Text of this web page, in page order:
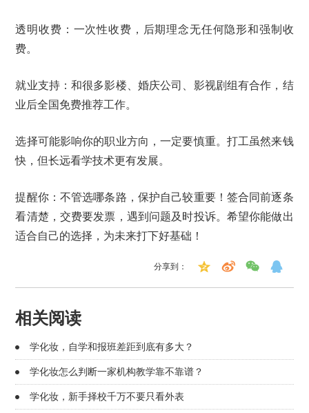
透明收费：一次性收费，后期理念无任何隐形和强制收
费。
就业支持：和很多影楼、婚庆公司、影视剧组有合作，结
业后全国免费推荐工作。
选择可能影响你的职业方向，一定要慎重。打工虽然来钱
快，但长远看学技术更有发展。
提醒你：不管选哪条路，保护自己较重要！签合同前逐条
看清楚，交费要发票，遇到问题及时投诉。希望你能做出
适合自己的选择，为未来打下好基础！
分享到：
相关阅读
学化妆，自学和报班差距到底有多大？
学化妆怎么判断一家机构教学靠不靠谱？
学化妆，新手择校千万不要只看外表